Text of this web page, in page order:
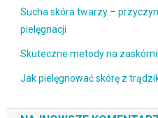
Sucha skóra twarzy –
pielęgnacji
Skuteczne metody na
Jak pielęgnować skórę z